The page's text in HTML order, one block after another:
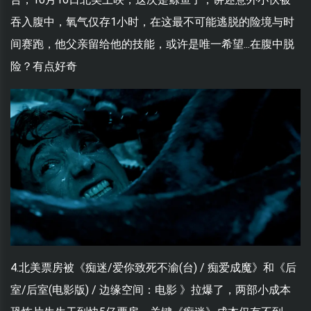
吞入腹中，氧气仅存1小时，在这最不可能逃脱的险境与时
间赛跑，他父亲留给他的技能，或许是唯一希望...在腹中脱
险？有点好奇
4.北美票房被《痴迷/爱你致死不渝(台) / 痴爱成魔》和《后
室/后室(电影版) / 边缘空间：电影 》拉爆了，两部小成本